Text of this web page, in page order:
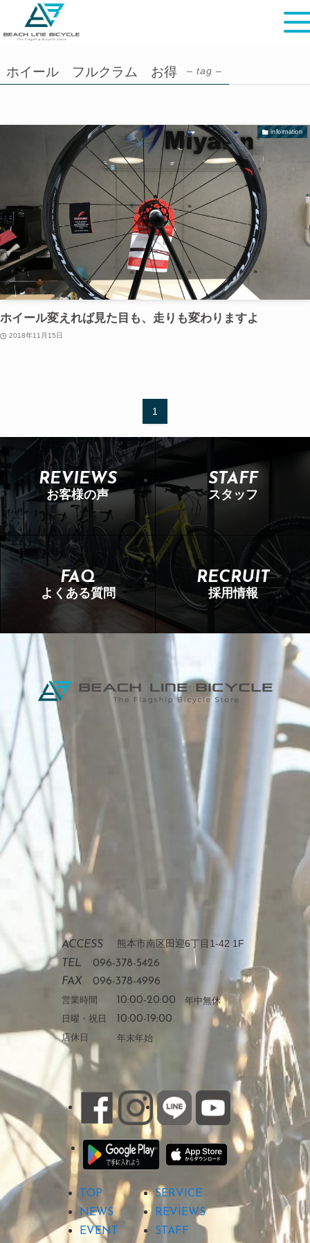
ホイール フルクラム お得 – tag –
information
ホイール変えれば見た目も、走りも変わりますよ
2018年11月15日
1
REVIEWS
お客様の声
STAFF
スタッフ
FAQ
よくある質問
RECRUIT
採用情報
ACCESS 熊本市南区田迎6丁目1-42 1F
TEL
096-378-5426
FAX
096-378-4996
営業時間 10:00-20:00 年中無休
日曜・祝日
10:00-19:00
店休日 年末年始
TOP
SERVICE
NEWS
REVIEWS
EVENT
STAFF